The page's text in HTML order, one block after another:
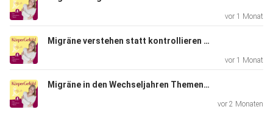
Mit Sara arbeiten:
vor 1 Monat
Migräne verstehen statt kontrollieren - Wenn der Kampf gegen Migräne selbst zur Belastung wird
vor 1 Monat
Migräne in den Wechseljahren Themenabend
vor 2 Monaten